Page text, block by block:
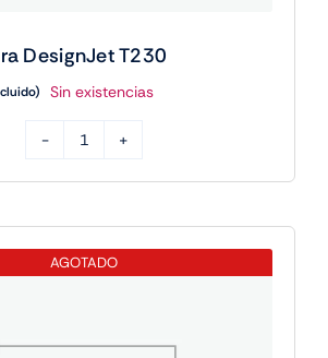
DesignJet T230
Sin existencias
Impresora
cantidad
AGOTADO